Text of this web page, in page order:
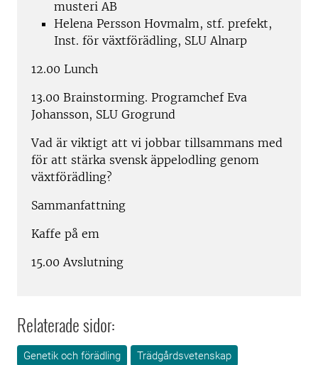
musteri AB
Helena Persson Hovmalm, stf. prefekt,
Inst. för växtförädling, SLU Alnarp
12.00 Lunch
13.00 Brainstorming. Programchef Eva
Johansson, SLU Grogrund
Vad är viktigt att vi jobbar tillsammans med
för att stärka svensk äppelodling genom
växtförädling?
Sammanfattning
Kaffe på em
15.00 Avslutning
Relaterade sidor:
Genetik och förädling
Trädgårdsvetenskap